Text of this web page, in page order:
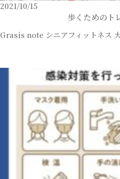
2021/10/15
歩くためのト
Grasis note シニアフィットネス